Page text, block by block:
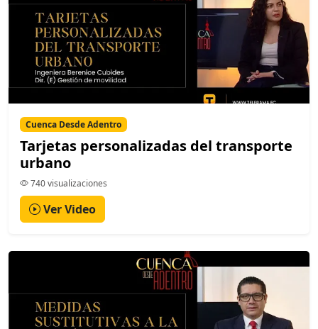
Cuenca Desde Adentro
Tarjetas personalizadas del transporte
urbano
740 visualizaciones
Ver Video